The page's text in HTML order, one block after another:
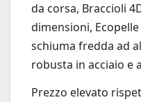
da corsa, Braccioli
dimensioni,
schiuma fredda ad
robusta in acciaio e
Prezzo elevato